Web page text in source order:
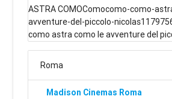
ASTRA COMOComocomo-como-
avventure-del-piccolo-
como astra como le avventure del
Roma
Madison Cinemas Roma